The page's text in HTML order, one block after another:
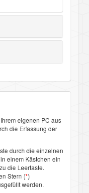
eigenen PC aus
die Erfassung der
durch die einzelnen
einem Kästchen ein
die Leertaste.
Stern (*)
werden.